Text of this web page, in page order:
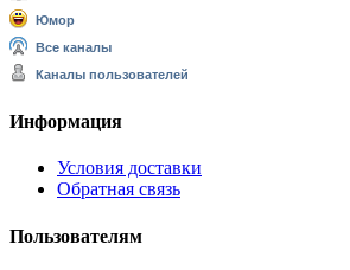
Юмор
Все каналы
Каналы пользователей
Информация
Условия доставки
Обратная связь
Пользователям